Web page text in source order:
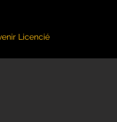
Licencié